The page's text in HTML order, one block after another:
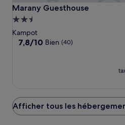
Marany
Guesthouse
Marany Guesthouse
Marany Guesthouse
Hébergement
2.5 étoiles
Kampot
7.8
7,8/10 Bien (40)
Afficher tous les